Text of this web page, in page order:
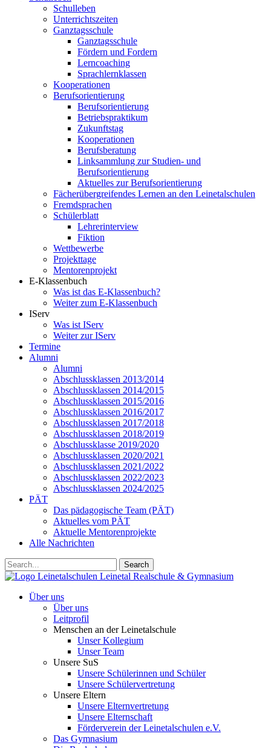
Schulleben
Unterrichtszeiten
Ganztagsschule
Ganztagsschule
Fördern und Fordern
Lerncoaching
Sprachlernklassen
Kooperationen
Berufsorientierung
Berufsorientierung
Betriebspraktikum
Zukunftstag
Kooperationen
Berufsberatung
Linksammlung zur Studien- und
Berufsorientierung
Aktuelles zur Berufsorientierung
Fächerübergreifendes Lernen an den Leinetalschulen
Fremdsprachen
Schülerblatt
Lehrerinterview
Fiktion
Wettbewerbe
Projekttage
Mentorenprojekt
E-Klassenbuch
Was ist das E-Klassenbuch?
Weiter zum E-Klassenbuch
IServ
Was ist IServ
Weiter zur IServ
Termine
Alumni
Alumni
Abschlussklassen 2013/2014
Abschlussklassen 2014/2015
Abschlussklassen 2015/2016
Abschlussklassen 2016/2017
Abschlussklassen 2017/2018
Abschlussklassen 2018/2019
Abschlussklasse 2019/2020
Abschlussklassen 2020/2021
Abschlussklassen 2021/2022
Abschlussklassen 2022/2023
Abschlussklassen 2024/2025
PÄT
Das pädagogische Team (PÄT)
Aktuelles vom PÄT
Aktuelle Mentorenprojekte
Alle Nachrichten
Search
Leinetalschulen Leinetal Realschule & Gymnasium
Über uns
Über uns
Leitprofil
Menschen an der Leinetalschule
Unser Kollegium
Unser Team
Unsere SuS
Unsere Schülerinnen und Schüler
Unsere Schülervertretung
Unsere Eltern
Unsere Elternvertretung
Unsere Elternschaft
Förderverein der Leinetalschulen e.V.
Das Gymnasium